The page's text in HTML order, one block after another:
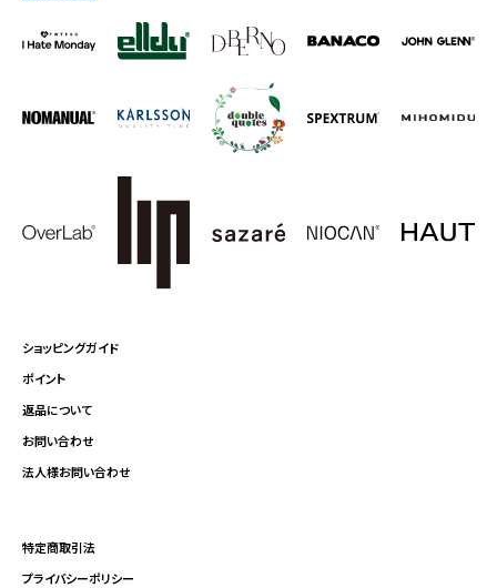
ショッピングガイド
ポイント
返品について
お問い合わせ
法人様お問い合わせ
特定商取引法
プライバシーポリシー